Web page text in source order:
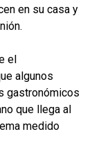
en su casa y
el
algunos
gastronómicos
que llega al
medido